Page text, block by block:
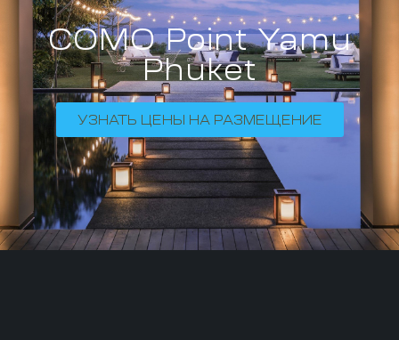
COMO Point Yamu
Phuket
УЗНАТЬ ЦЕНЫ НА РАЗМЕЩЕНИЕ